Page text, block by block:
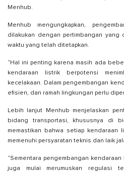
Menhub.
Menhub mengungkapkan,
dilakukan dengan pertimbangan yang
waktu yang telah ditetapkan.
“Hal ini penting karena masih ada
kendaraan listrik berpotensi
kecelakaan. Dalam pengembangan
efisien, dan ramah lingkungan perlu
Lebih lanjut Menhub menjelaskan
bidang transportasi, khususnya di
memastikan bahwa setiap kendaraan
memenuhi persyaratan teknis dan laik
“Sementara pengembangan
juga mulai merumuskan regulasi